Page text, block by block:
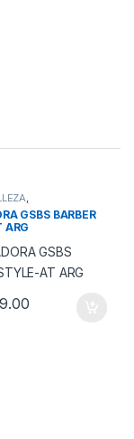
FITNESS
GSBS BARBER
ARG